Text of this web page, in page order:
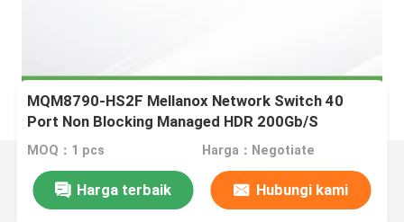
MQM8790-HS2F Mellanox Network Switch 40
Port Non Blocking Managed HDR 200Gb/S
MOQ：1 pcs Harga：Negotiate
Harga terbaik Hubungi kami